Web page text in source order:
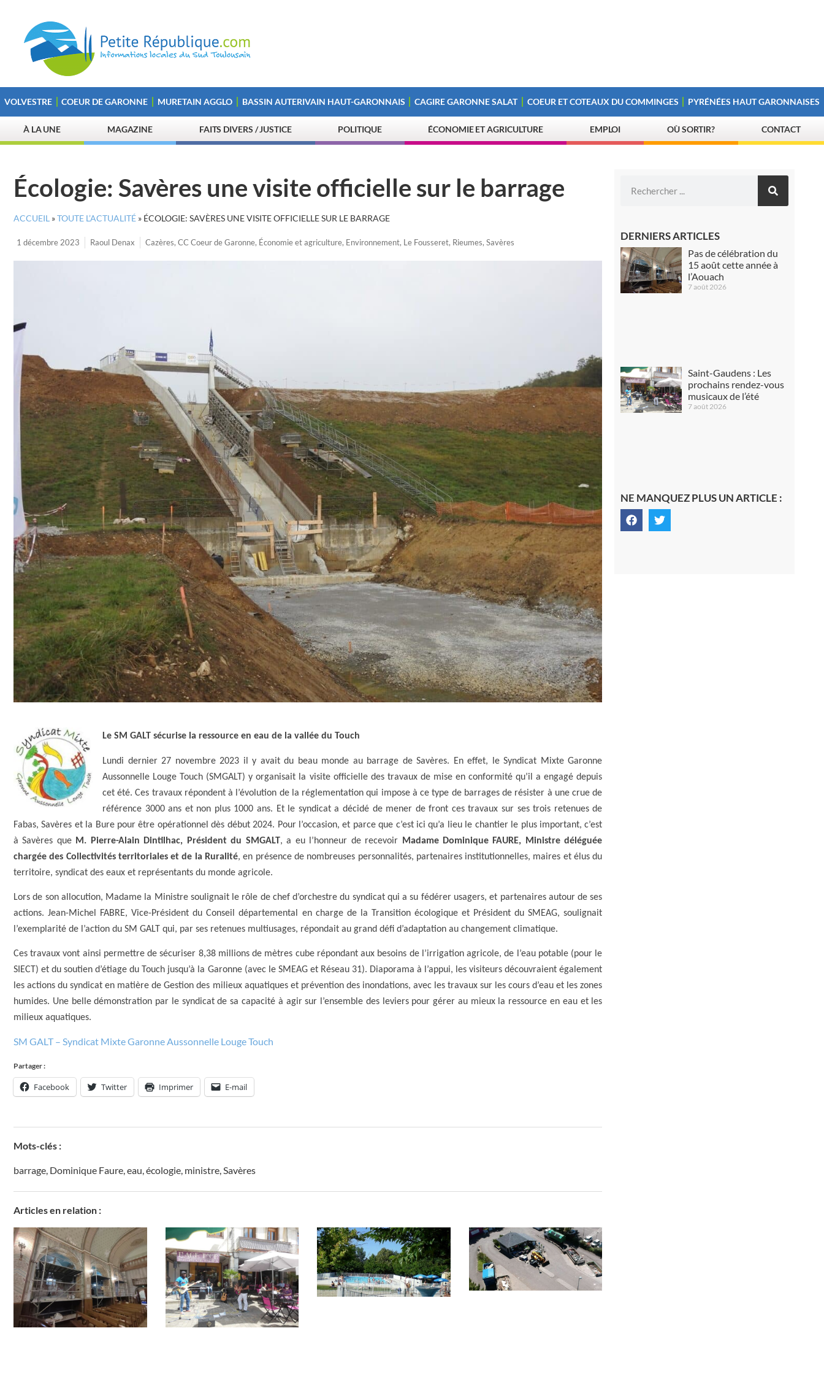
VOLVESTRE COEUR DE GARONNE MURETAIN AGGLO BASSIN AUTERIVAIN HAUT-GARONNAIS CAGIRE GARONNE SALAT COEUR ET COTEAUX DU COMMINGES PYRÉNÉES HAUT GARONNAISES
À LA UNE MAGAZINE FAITS DIVERS / JUSTICE POLITIQUE ÉCONOMIE ET AGRICULTURE EMPLOI OÙ SORTIR? CONTACT
Écologie: Savères une visite officielle sur le barrage
ACCUEIL »TOUTE L’ACTUALITÉ » ÉCOLOGIE: SAVÈRES UNE VISITE OFFICIELLE SUR LE BARRAGE
1 décembre 2023 Raoul Denax Cazères, CC Coeur de Garonne, Économie et agriculture, Environnement, Le Fousseret, Rieumes, Savères
Le SM GALT sécurise la ressource en eau de la vallée du Touch
Lundi dernier 27 novembre 2023 il y avait du beau monde au barrage de Savères. En effet, le Syndicat Mixte Garonne
Aussonnelle Louge Touch (SMGALT) y organisait la visite officielle des travaux de mise en conformité qu’il a engagé depuis
cet été. Ces travaux répondent à l’évolution de la réglementation qui impose à ce type de barrages de résister à une crue de
référence 3000 ans et non plus 1000 ans. Et le syndicat a décidé de mener de front ces travaux sur ses trois retenues de
Fabas, Savères et la Bure pour être opérationnel dès début 2024. Pour l’occasion, et parce que c’est ici qu’a lieu le chantier le plus important, c’est
à Savères que M. Pierre-Alain Dintilhac, Président du SMGALT, a eu l’honneur de recevoir
Madame Dominique FAURE, Ministre déléguée
chargée des Collectivités territoriales et de la Ruralité, en présence de nombreuses personnalités, partenaires institutionnelles, maires et élus du
territoire, syndicat des eaux et représentants du monde agricole.
Lors de son allocution, Madame la Ministre soulignait le rôle de chef d’orchestre du syndicat qui a su fédérer usagers, et partenaires autour de ses
actions. Jean-Michel FABRE, Vice-Président du Conseil départemental en charge de la Transition écologique et Président du SMEAG, soulignait
l’exemplarité de l’action du SM GALT qui, par ses retenues multiusages, répondait au grand défi d’adaptation au changement climatique.
Ces travaux vont ainsi permettre de sécuriser 8,38 millions de mètres cube répondant aux besoins de l’irrigation agricole, de l’eau potable (pour le
SIECT) et du soutien d’étiage du Touch jusqu’à la Garonne (avec le SMEAG et Réseau 31). Diaporama à l’appui, les visiteurs découvraient également
les actions du syndicat en matière de Gestion des milieux aquatiques et prévention des inondations, avec les travaux sur les cours d’eau et les zones
humides. Une belle démonstration par le syndicat de sa capacité à agir sur l’ensemble des leviers pour gérer au mieux la ressource en eau et les
milieux aquatiques.
SM GALT – Syndicat Mixte Garonne Aussonnelle Louge Touch
Partager :
Facebook Twitter Imprimer E-mail
Mots-clés :
barrage, Dominique Faure,eau,écologie, ministre,Savères
Articles en relation :
DERNIERS ARTICLES
Pas de célébration du
15 août cette année à
l’Aouach
7 août 2026
Saint-Gaudens : Les
prochains rendez-vous
musicaux de l’été
7 août 2026
NE MANQUEZ PLUS UN ARTICLE :